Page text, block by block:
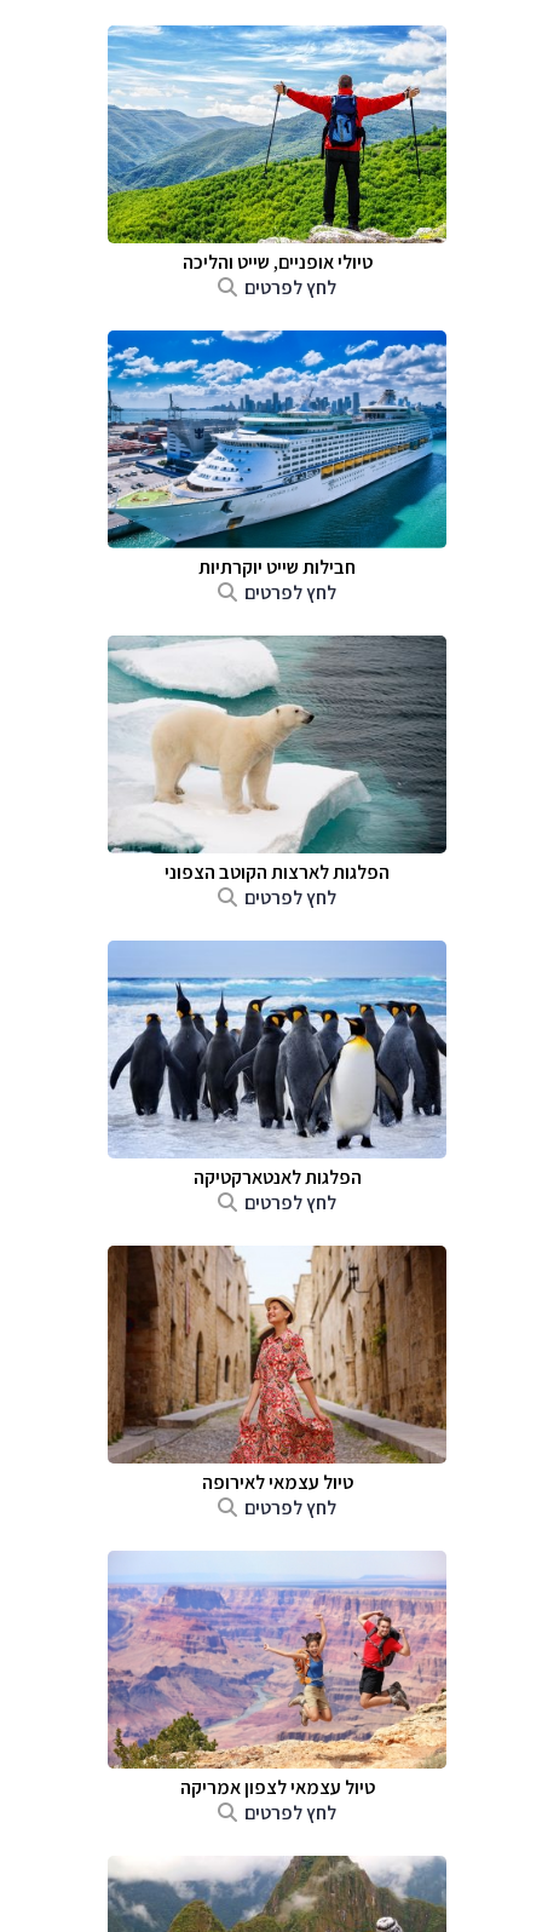
טיולי אופניים, שייט והליכה
לחץ לפרטים
חבילות שייט יוקרתיות
לחץ לפרטים
הפלגות לארצות הקוטב הצפוני
לחץ לפרטים
הפלגות לאנטארקטיקה
לחץ לפרטים
טיול עצמאי לאירופה
לחץ לפרטים
טיול עצמאי לצפון אמריקה
לחץ לפרטים